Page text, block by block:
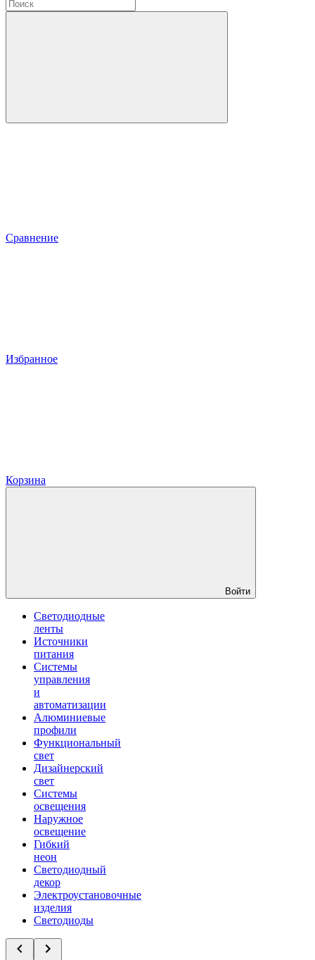
Сравнение
Избранное
Корзина
Войти
Светодиодные
ленты
Источники
питания
Системы
управления
и
автоматизации
Алюминиевые
профили
Функциональный
свет
Дизайнерский
свет
Системы
освещения
Наружное
освещение
Гибкий
неон
Светодиодный
декор
Электроустановочные
изделия
Светодиоды